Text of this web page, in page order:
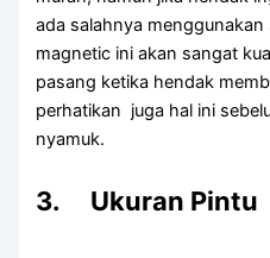
ada salahnya
magnetic ini akan sangat
pasang ketika hendak
perhatikan juga hal ini
nyamuk.
3. Ukuran Pintu